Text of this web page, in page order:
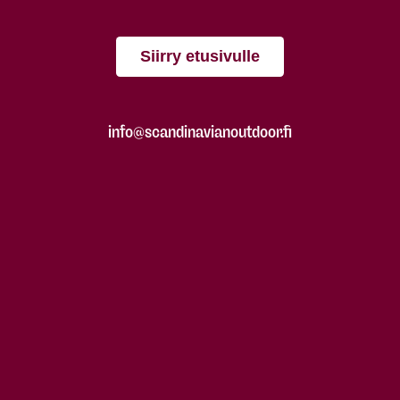
Siirry etusivulle
info@scandinavianoutdoor.fi